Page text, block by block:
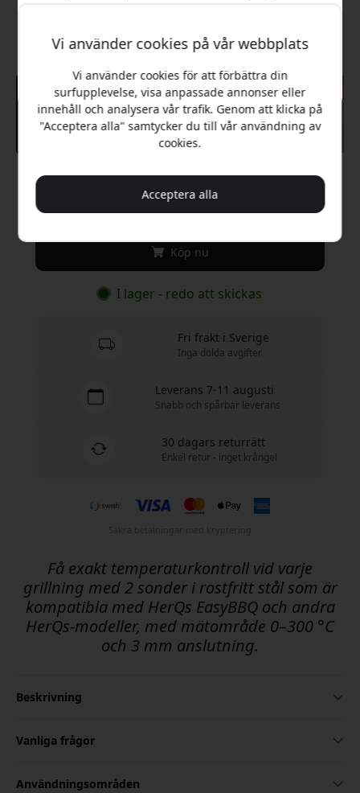
199 SEK
Köp nu
I lager - redo att skickas
Fri frakt i Sverige
Inga dolda avgifter
Leverans 7-11 augusti
Snabb och spårbar leverans
30 dagars returrätt
Enkel retur - inget krångel
Få exakt temperaturkontroll vid varje
grillning med 2 sonder i rostfritt stål som är
kompatibla med HerQs EasyBBQ och andra
HerQs-modeller, med mätområde 0–300 °C
och 3 mm anslutning.
Beskrivning
Vanliga frågor
Användningsområden
Vi använder cookies på vår webbplats
Vi använder cookies för att förbättra din
surfupplevelse, visa anpassade annonser eller
innehåll och analysera vår trafik. Genom att klicka på
"Acceptera alla" samtycker du till vår användning av
cookies.
Acceptera alla
Nej, jag betalar hellre fullt pris.